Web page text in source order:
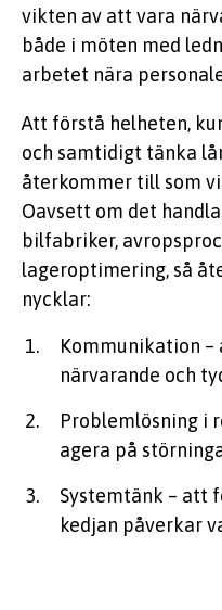
vikten av att vara
både i möten med
arbetet nära
Att förstå helheten,
och samtidigt tänka
återkommer till som
Oavsett om det
bilfabriker,
lageroptimering, så
nycklar:
Kommunikation
närvarande och
Problemlösning i
agera på
Systemtänk – att
kedjan påverkar